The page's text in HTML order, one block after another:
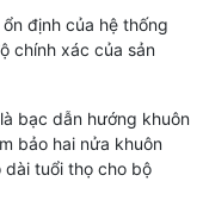
định của hệ thống
chính xác của sản
bạc dẫn hướng khuôn
bảo hai nửa khuôn
dài tuổi thọ cho bộ